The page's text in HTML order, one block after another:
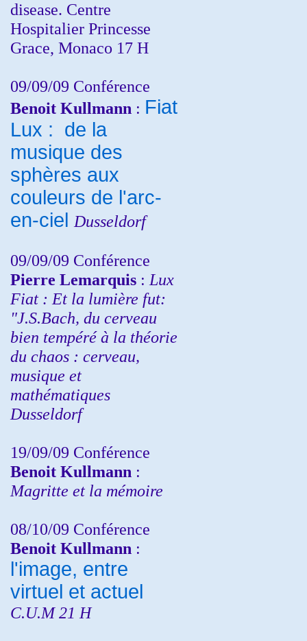
disease. Centre
Hospitalier Princesse
Grace, Monaco 17 H
09/09/09 Conférence
Benoit Kullmann : Fiat
Lux : de la
musique des
sphères aux
couleurs de l'arc-
en-ciel Dusseldorf
09/09/09 Conférence
Pierre Lemarquis : Lux
Fiat : Et la lumière fut:
"J.S.Bach, du cerveau
bien tempéré à la théorie
du chaos : cerveau,
musique et
mathématiques
Dusseldorf
19/09/09 Conférence
Benoit Kullmann :
Magritte et la mémoire
08/10/09 Conférence
Benoit Kullmann :
l'image, entre
virtuel et actuel
C.U.M 21 H